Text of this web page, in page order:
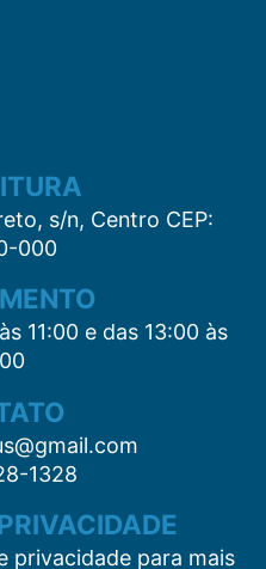
s/n, Centro CEP:
000
11:00 e das 13:00 às
1328
privacidade para mais